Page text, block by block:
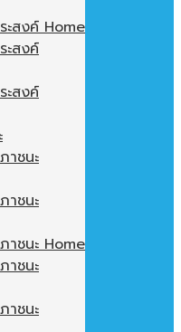
ะสงค์ Home
ะสงค์
ะสงค์
าชนะ
าชนะ
าชนะ Home
าชนะ
าชนะ